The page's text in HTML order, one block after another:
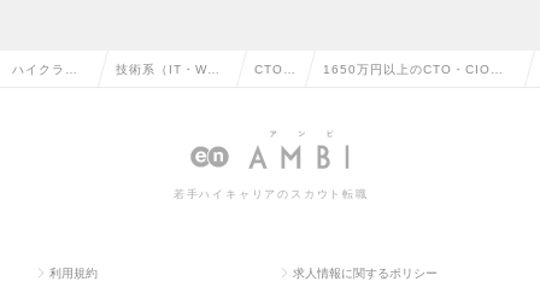
ハイクラス 技術系（IT・We CTO・ 1650万円以上のCTO・CIOの
若手ハイキャリアのスカウト転職
利用規約 求人情報に関するポリシー